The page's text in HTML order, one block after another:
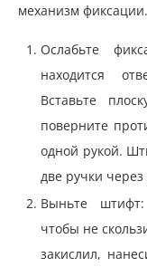
механизм фиксации.
Ослабьте
находится
Вставьте
поверните
одной рукой.
две ручки через
Выньте штифт:
чтобы не
закислил,